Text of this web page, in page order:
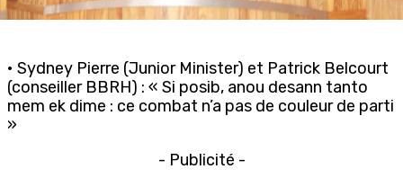
• Sydney Pierre (Junior Minister) et Patrick Belcourt
(conseiller BBRH) : « Si posib, anou desann tanto
mem ek dime : ce combat n’a pas de couleur de parti
»
- Publicité -